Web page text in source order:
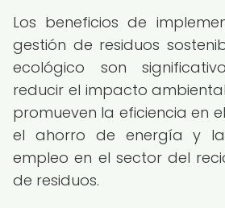
Los beneficios de
gestión de residuos
ecológico son
reducir el impacto
promueven la eficiencia en
el ahorro de energía y
empleo en el sector del
de residuos.